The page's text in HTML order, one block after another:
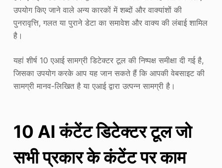
उपयोग किए जाने वाले अन्य कारकों में शब्दों और वाक्यांशों की
पुनरावृत्ति, गलत या पुराने डेटा का समावेश और वाक्य की लंबाई शामिल
है।
यहां शीर्ष 10 एआई सामग्री डिटेक्टर टूल की निष्पक्ष समीक्षा दी गई है,
जिसका उपयोग करके आप यह जान सकते हैं कि आपकी वेबसाइट की
सामग्री मानव-लिखित है या एआई द्वारा उत्पन्न सामग्री है।
10 AI कंटेंट डिटेक्टर टूल जो
सभी प्रकार के कंटेंट पर काम